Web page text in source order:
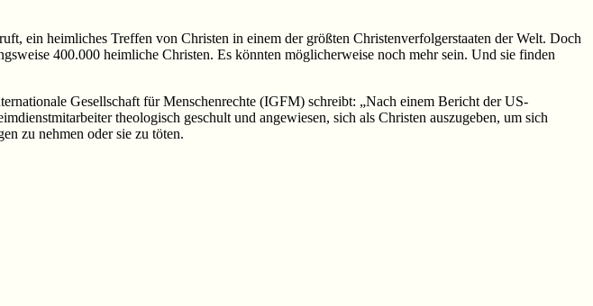
ein heimliches Treffen von Christen in einem der größten Christenverfolgerstaaten der Welt. Doch
400.000 heimliche Christen. Es könnten möglicherweise noch mehr sein. Und sie finden
Gesellschaft für Menschenrechte (IGFM) schreibt: „Nach einem Bericht der US-
theologisch geschult und angewiesen, sich als Christen auszugeben, um sich
zu nehmen oder sie zu töten.